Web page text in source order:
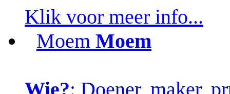
Klik voor meer info...
Moem Moem
Wie?: Doener, maker,